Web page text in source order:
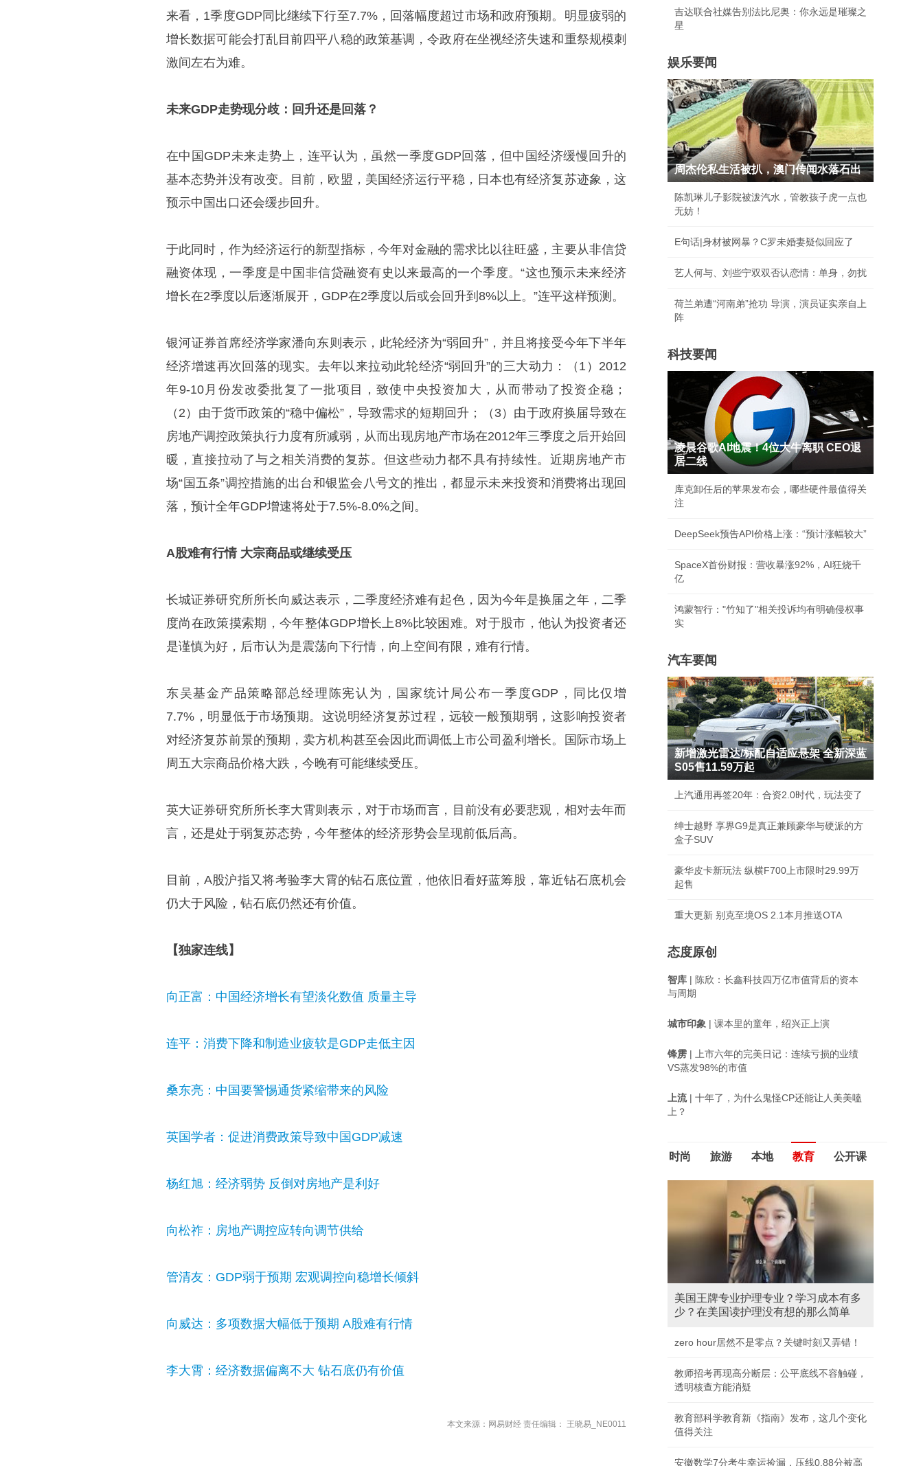
来看，1季度GDP同比继续下行至7.7%，回落幅度超过市场和政府预期。明显疲弱的
增长数据可能会打乱目前四平八稳的政策基调，令政府在坐视经济失速和重祭规模刺
激间左右为难。
未来GDP走势现分歧：回升还是回落？
在中国GDP未来走势上，连平认为，虽然一季度GDP回落，但中国经济缓慢回升的
基本态势并没有改变。目前，欧盟，美国经济运行平稳，日本也有经济复苏迹象，这
预示中国出口还会缓步回升。
于此同时，作为经济运行的新型指标，今年对金融的需求比以往旺盛，主要从非信贷
融资体现，一季度是中国非信贷融资有史以来最高的一个季度。“这也预示未来经济
增长在2季度以后逐渐展开，GDP在2季度以后或会回升到8%以上。”连平这样预测。
银河证券首席经济学家潘向东则表示，此轮经济为“弱回升”，并且将接受今年下半年
经济增速再次回落的现实。去年以来拉动此轮经济“弱回升”的三大动力：（1）2012
年9-10月份发改委批复了一批项目，致使中央投资加大，从而带动了投资企稳；
（2）由于货币政策的“稳中偏松”，导致需求的短期回升；（3）由于政府换届导致在
房地产调控政策执行力度有所减弱，从而出现房地产市场在2012年三季度之后开始回
暖，直接拉动了与之相关消费的复苏。但这些动力都不具有持续性。近期房地产市
场“国五条”调控措施的出台和银监会八号文的推出，都显示未来投资和消费将出现回
落，预计全年GDP增速将处于7.5%-8.0%之间。
A股难有行情 大宗商品或继续受压
长城证券研究所所长向威达表示，二季度经济难有起色，因为今年是换届之年，二季
度尚在政策摸索期，今年整体GDP增长上8%比较困难。对于股市，他认为投资者还
是谨慎为好，后市认为是震荡向下行情，向上空间有限，难有行情。
东吴基金产品策略部总经理陈宪认为，国家统计局公布一季度GDP，同比仅增
7.7%，明显低于市场预期。这说明经济复苏过程，远较一般预期弱，这影响投资者
对经济复苏前景的预期，卖方机构甚至会因此而调低上市公司盈利增长。国际市场上
周五大宗商品价格大跌，今晚有可能继续受压。
英大证券研究所所长李大霄则表示，对于市场而言，目前没有必要悲观，相对去年而
言，还是处于弱复苏态势，今年整体的经济形势会呈现前低后高。
目前，A股沪指又将考验李大霄的钻石底位置，他依旧看好蓝筹股，靠近钻石底机会
仍大于风险，钻石底仍然还有价值。
【独家连线】
向正富：中国经济增长有望淡化数值 质量主导
连平：消费下降和制造业疲软是GDP走低主因
桑东亮：中国要警惕通货紧缩带来的风险
英国学者：促进消费政策导致中国GDP减速
杨红旭：经济弱势 反倒对房地产是利好
向松祚：房地产调控应转向调节供给
管清友：GDP弱于预期 宏观调控向稳增长倾斜
向威达：多项数据大幅低于预期 A股难有行情
李大霄：经济数据偏离不大 钻石底仍有价值
本文来源：网易财经 责任编辑： 王晓易_NE0011
吉达联合社媒告别法比尼奥：你永远是璀璨之
星
娱乐要闻
周杰伦私生活被扒，澳门传闻水落石出
陈凯琳儿子影院被泼汽水，管教孩子虎一点也
无妨！
E句话|身材被网暴？C罗未婚妻疑似回应了
艺人何与、刘些宁双双否认恋情：单身，勿扰
荷兰弟遭“河南弟”抢功 导演，演员证实亲自上
阵
科技要闻
凌晨谷歌AI地震！4位大牛离职 CEO退
居二线
库克卸任后的苹果发布会，哪些硬件最值得关
注
DeepSeek预告API价格上涨：“预计涨幅较大”
SpaceX首份财报：营收暴涨92%，AI狂烧千
亿
鸿蒙智行："竹知了"相关投诉均有明确侵权事
实
汽车要闻
新增激光雷达/标配自适应悬架 全新深蓝
S05售11.59万起
上汽通用再签20年：合资2.0时代，玩法变了
绅士越野 享界G9是真正兼顾豪华与硬派的方
盒子SUV
豪华皮卡新玩法 纵横F700上市限时29.99万
起售
重大更新 别克至境OS 2.1本月推送OTA
态度原创
智库 | 陈欣：长鑫科技四万亿市值背后的资本
与周期
城市印象 | 课本里的童年，绍兴正上演
锋雳 | 上市六年的完美日记：连续亏损的业绩
VS蒸发98%的市值
上流| 十年了，为什么鬼怪CP还能让人美美嗑
上？
时尚 旅游 本地 教育 公开课
美国王牌专业护理专业？学习成本有多
少？在美国读护理没有想的那么简单
zero hour居然不是零点？关键时刻又弄错！
教师招考再现高分断层：公平底线不容触碰，
透明核查方能消疑
教育部科学教育新《指南》发布，这几个变化
值得关注
安徽数学7分考生幸运捡漏，压线0.88分被高